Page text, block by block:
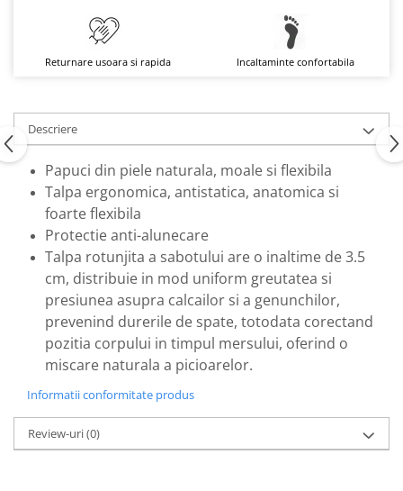
Returnare usoara si rapida Incaltaminte confortabila
Descriere
Papuci din piele naturala, moale si flexibila
Talpa ergonomica, antistatica, anatomica si
foarte flexibila
Protectie anti-alunecare
Talpa rotunjita a sabotului are o inaltime de 3.5
cm, distribuie in mod uniform greutatea si
presiunea asupra calcailor si a genunchilor,
prevenind durerile de spate, totodata corectand
pozitia corpului in timpul mersului, oferind o
miscare naturala a picioarelor.
Informatii conformitate produs
Review-uri(0)